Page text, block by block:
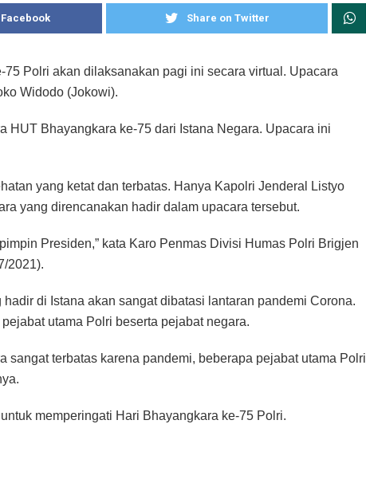
Share on Twitter
Polri akan dilaksanakan pagi ini secara virtual. Upacara
Widodo (Jokowi).
HUT Bhayangkara ke-75 dari Istana Negara. Upacara ini
yang ketat dan terbatas. Hanya Kapolri Jenderal Listyo
yang direncanakan hadir dalam upacara tersebut.
Presiden,” kata Karo Penmas Divisi Humas Polri Brigjen
2021).
di Istana akan sangat dibatasi lantaran pandemi Corona.
utama Polri beserta pejabat negara.
sangat terbatas karena pandemi, beberapa pejabat utama Polri
memperingati Hari Bhayangkara ke-75 Polri.